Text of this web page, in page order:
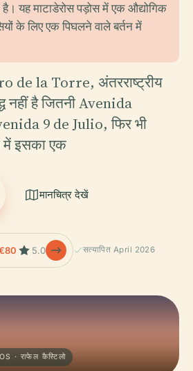
है। यह माटाडेरोस पड़ोस में एक औद्योगिक
के लिए एक पिघलने वाले बर्तन में
de la Torre, अंतरराष्ट्रीय
नहीं है जितनी Avenida
9 de Julio, फिर भी
इसका एक
मानचित्र देखें
5.0 सत्यापित April 2026
· राफेल कैस्टिलो